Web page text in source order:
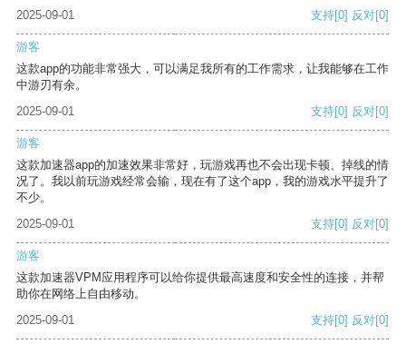
2025-09-01
支持[0] 反对[0]
游客
这款app的功能非常强大，可以满足我所有的工作需求，让我能够在工作
中游刃有余。
2025-09-01
支持[0] 反对[0]
游客
这款加速器app的加速效果非常好，玩游戏再也不会出现卡顿、掉线的情
况了。我以前玩游戏经常会输，现在有了这个app，我的游戏水平提升了
不少。
2025-09-01
支持[0] 反对[0]
游客
这款加速器VPM应用程序可以给你提供最高速度和安全性的连接，并帮
助你在网络上自由移动。
2025-09-01
支持[0] 反对[0]